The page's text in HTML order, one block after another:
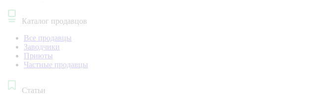
Каталог продавцов
Все продавцы
Заводчики
Приюты
Частные продавцы
Статьи